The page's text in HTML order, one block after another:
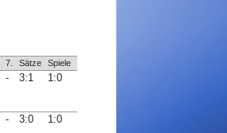
7. Sätze Spiele
- 3:1 1:0
- 3:0 1:0